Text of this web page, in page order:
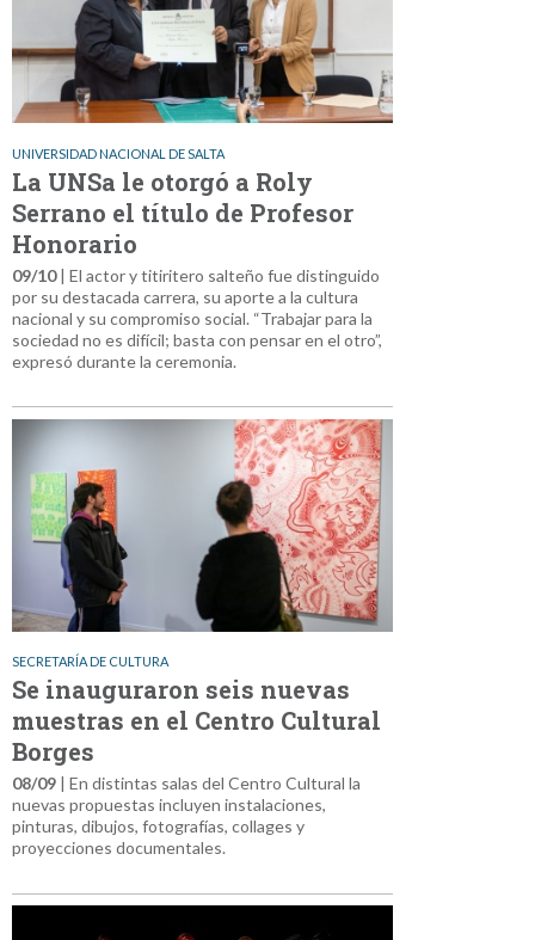
UNIVERSIDAD NACIONAL DE SALTA
La UNSa le otorgó a Roly
Serrano el título de Profesor
Honorario
09/10| El actor y titiritero salteño fue distinguido
por su destacada carrera, su aporte a la cultura
nacional y su compromiso social. “Trabajar para la
sociedad no es difícil; basta con pensar en el otro”,
expresó durante la ceremonia.
SECRETARÍA DE CULTURA
Se inauguraron seis nuevas
muestras en el Centro Cultural
Borges
08/09 | En distintas salas del Centro Cultural la
nuevas propuestas incluyen instalaciones,
pinturas, dibujos, fotografías, collages y
proyecciones documentales.